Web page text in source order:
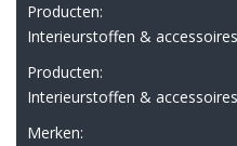
Producten:
Interieurstoffen &
Producten:
Interieurstoffen &
Merken: